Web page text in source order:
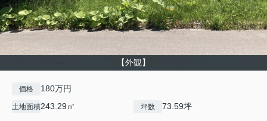
【外観】
価格 180万円
土地面積243.29㎡ 坪数 73.59坪